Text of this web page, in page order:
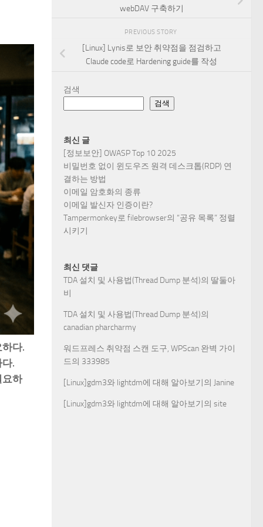
다.
.
요하
webDAV 구축하기
PREVIOUS STORY
[Linux] Lynis로 보안 취약점을 점검하고
Claude code로 Hardening guide를 작성
검색
검색
최신 글
[정보보안] OWASP Top 10 2025
비밀번호 없이 윈도우즈 원격 데스크톱(RDP) 연
결하는 방법
이메일 암호화의 종류
이메일 발신자 인증이란?
Tampermonkey로 filebrowser의 “공유 목록” 정렬
시키기
최신 댓글
TDA 설치 및 사용법(Thread Dump 분석)의 딸둘아
비
TDA 설치 및 사용법(Thread Dump 분석)의
canadian pharcharmy
워드프레스 취약점 스캔 도구, WPScan 완벽 가이
드의 333985
[Linux]gdm3와 lightdm에 대해 알아보기의 Janine
[Linux]gdm3와 lightdm에 대해 알아보기의 site